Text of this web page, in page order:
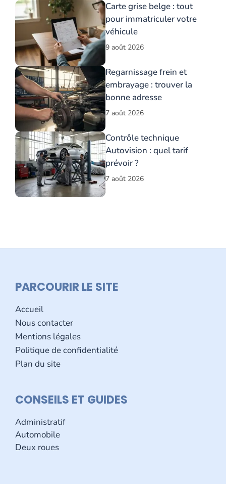
Carte grise belge : tout
pour immatriculer votre
véhicule
9 août 2026
Regarnissage frein et
embrayage : trouver la
bonne adresse
7 août 2026
Contrôle technique
Autovision : quel tarif
prévoir ?
7 août 2026
PARCOURIR LE SITE
Accueil
Nous contacter
Mentions légales
Politique de confidentialité
Plan du site
CONSEILS ET GUIDES
Administratif
Automobile
Deux roues